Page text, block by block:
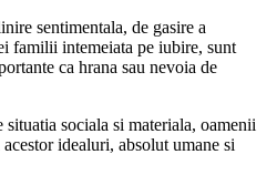
sentimentala, de gasire a
familii intemeiata pe iubire, sunt
ca hrana sau nevoia de
sociala si materiala, oamenii
idealuri, absolut umane si